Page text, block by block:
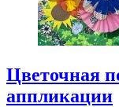
Цветочная
аппликации